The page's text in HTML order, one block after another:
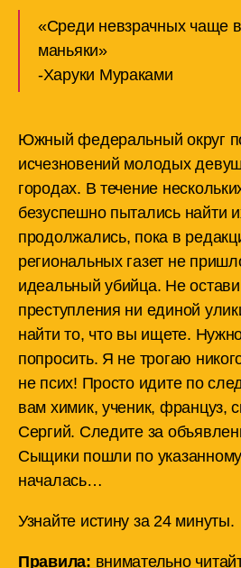
«Среди невзрачных чаще
маньяки»
-Харуки Мураками
Южный федеральный округ
исчезновений молодых
городах. В течение
безуспешно пытались найти
продолжались, пока в
региональных газет не
идеальный убийца. Не
преступления ни единой
найти то, что вы ищете.
попросить. Я не трогаю
не псих! Просто идите по
вам химик, ученик, француз,
Сергий. Следите за
Сыщики пошли по
началась…
Узнайте истину за 24 минуты.
Правила: внимательно